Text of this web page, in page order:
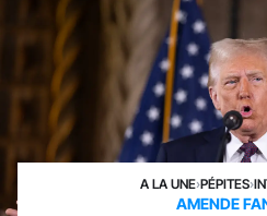
A LA UNE›PÉPITES›
AMENDE